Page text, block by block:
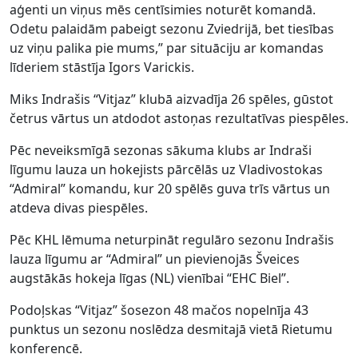
aģenti un viņus mēs centīsimies noturēt komandā.
Odetu palaidām pabeigt sezonu Zviedrijā, bet tiesības
uz viņu palika pie mums,” par situāciju ar komandas
līderiem stāstīja Igors Varickis.
Miks Indrašis “Vitjaz” klubā aizvadīja 26 spēles, gūstot
četrus vārtus un atdodot astoņas rezultatīvas piespēles.
Pēc neveiksmīgā sezonas sākuma klubs ar Indraši
līgumu lauza un hokejists pārcēlās uz Vladivostokas
“Admiral” komandu, kur 20 spēlēs guva trīs vārtus un
atdeva divas piespēles.
Pēc KHL lēmuma neturpināt regulāro sezonu Indrašis
lauza līgumu ar “Admiral” un pievienojās Šveices
augstākās hokeja līgas (NL) vienībai “EHC Biel”.
Podoļskas “Vitjaz” šosezon 48 mačos nopelnīja 43
punktus un sezonu noslēdza desmitajā vietā Rietumu
konferencē.